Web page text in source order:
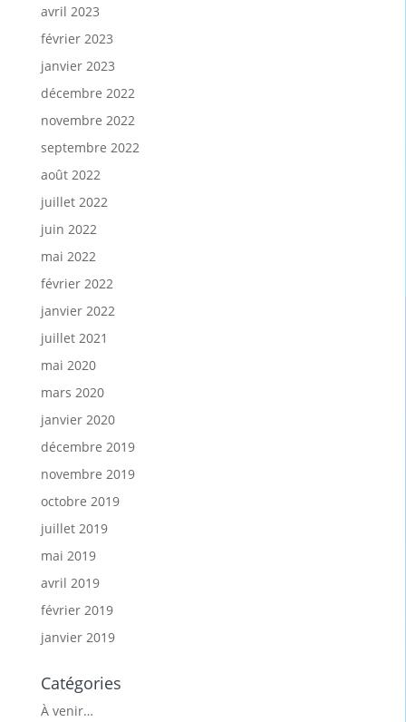
avril 2023
février 2023
janvier 2023
décembre 2022
novembre 2022
septembre 2022
août 2022
juillet 2022
juin 2022
mai 2022
février 2022
janvier 2022
juillet 2021
mai 2020
mars 2020
janvier 2020
décembre 2019
novembre 2019
octobre 2019
juillet 2019
mai 2019
avril 2019
février 2019
janvier 2019
Catégories
À venir…